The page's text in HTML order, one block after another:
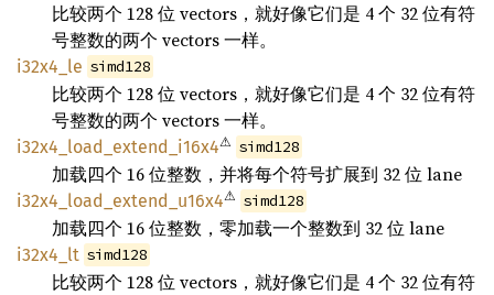
比较两个 128 位 vectors，就好像它们是 4 个 32 位有符
号整数的两个 vectors 一样。
i32x4_le simd128
比较两个 128 位 vectors，就好像它们是 4 个 32 位有符
号整数的两个 vectors 一样。
i32x4_load_extend_i16x4⚠ simd128
加载四个 16 位整数，并将每个符号扩展到 32 位 lane
i32x4_load_extend_u16x4⚠ simd128
加载四个 16 位整数，零加载一个整数到 32 位 lane
i32x4_lt simd128
比较两个 128 位 vectors，就好像它们是 4 个 32 位有符